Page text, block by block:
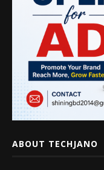
ABOUT TECHJANO